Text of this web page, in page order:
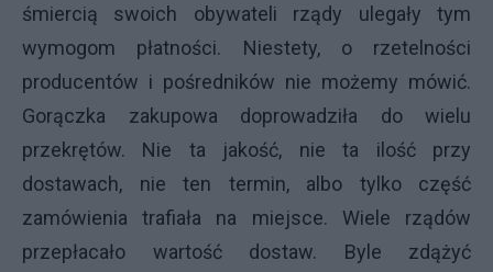
śmiercią swoich obywateli rządy ulegały tym
wymogom płatności. Niestety, o rzetelności
producentów i pośredników nie możemy mówić.
Gorączka zakupowa doprowadziła do wielu
przekrętów. Nie ta jakość, nie ta ilość przy
dostawach, nie ten termin, albo tylko część
zamówienia trafiała na miejsce. Wiele rządów
przepłacało wartość dostaw. Byle zdążyć